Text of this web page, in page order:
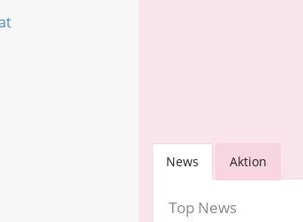
News Aktion
Top News